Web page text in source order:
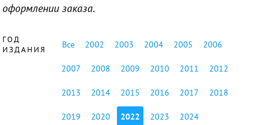
оформлении заказа.
ГОД
ИЗДАНИЯ
Все 2002 2003 2004 2005 2006
2007 2008 2009 2010 2011 2012
2013 2014 2015 2016 2017 2018
2019 2020 2022 2023 2024